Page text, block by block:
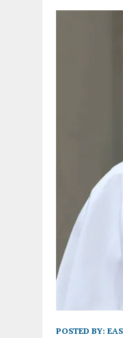
POSTED BY: